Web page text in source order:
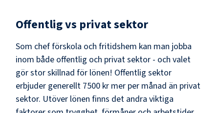
Offentlig vs privat sektor
Som chef förskola och fritidshem kan man jobba
inom både offentlig och privat sektor - och valet
gör stor skillnad för lönen! Offentlig sektor
erbjuder generellt 7500 kr mer per månad än privat
sektor. Utöver lönen finns det andra viktiga